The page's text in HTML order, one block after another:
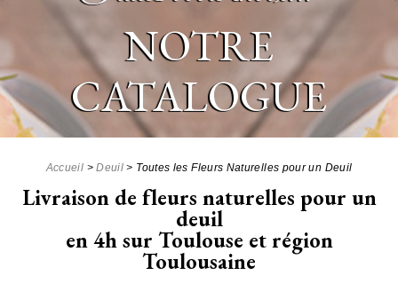
NOTRE
CATALOGUE
Accueil > Deuil > Toutes les Fleurs Naturelles pour un Deuil
Livraison de fleurs naturelles pour un
deuil
en 4h sur Toulouse et région
Toulousaine